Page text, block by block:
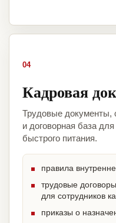
04
Кадровая
Трудовые документы,
и договорная база
быстрого питания.
правила
трудовые
для сотрудников
приказы о